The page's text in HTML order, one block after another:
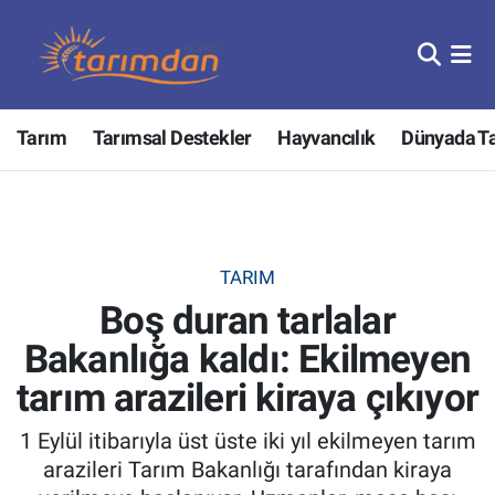
Tarım Tarımsal Destekler Hayvancılık Dünyada
TARIM
Boş duran tarlalar
Bakanlığa kaldı: Ekilmeyen
tarım arazileri kiraya çıkıyor
1 Eylül itibarıyla üst üste iki yıl ekilmeyen tarım
arazileri Tarım Bakanlığı tarafından kiraya
Tarım
Hayvancılık
Tarımsal Destekler
Tarım Bakanlığı
Tarım Kredi Kooperatifleri
Nöbetçi Eczaneler
Hava Durumu
Tüm Manşetler
Son Dakika Haberleri